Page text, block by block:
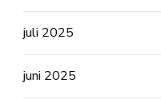
juli 2025
juni 2025